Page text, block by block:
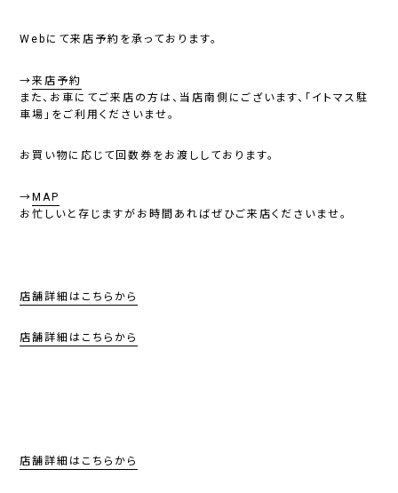
Webにて来店予約を承っております。
→来店予約
また、お車にてご来店の方は、当店南側にございます、「イトマス駐
車場」をご利用くださいませ。
お買い物に応じて回数券をお渡ししております。
→MAP
お忙しいと存じますがお時間あればぜひご来店くださいませ。
店舗詳細はこちらから
店舗詳細はこちらから
店舗詳細はこちらから